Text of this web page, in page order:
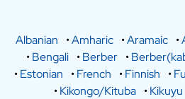
Albanian
•Amharic •Aramaic •
•Bengali •Berber •
•Estonian •French •Finnish •
•Kikongo/Kituba •Kikuyu